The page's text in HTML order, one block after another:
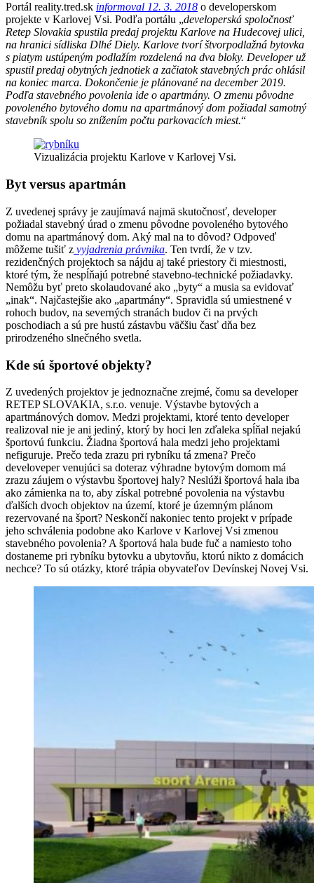
Portál reality.tred.sk informoval 12. 3. 2018 o developerskom
projekte v Karlovej Vsi. Podľa portálu „developerská spoločnosť
Retep Slovakia spustila predaj projektu Karlove na Hudecovej ulici,
na hranici sídliska Dlhé Diely. Karlove tvorí štvorpodlažná bytovka
s piatym ustúpeným podlažím rozdelená na dva bloky. Developer už
spustil predaj obytných jednotiek a začiatok stavebných prác ohlásil
na koniec marca. Dokončenie je plánované na december 2019.
Podľa stavebného povolenia ide o apartmány. O zmenu pôvodne
povoleného bytového domu na apartmánový dom požiadal samotný
stavebník spolu so znížením počtu parkovacích miest.“
Vizualizácia projektu Karlove v Karlovej Vsi.
Byt versus apartmán
Z uvedenej správy je zaujímavá najmä skutočnosť, developer
požiadal stavebný úrad o zmenu pôvodne povoleného bytového
domu na apartmánový dom. Aký mal na to dôvod? Odpoveď
môžeme tušiť z vyjadrenia právnika. Ten tvrdí, že v tzv.
rezidenčných projektoch sa nájdu aj také priestory či miestnosti,
ktoré tým, že nespĺňajú potrebné stavebno-technické požiadavky.
Nemôžu byť preto skolaudované ako „byty“ a musia sa evidovať
„inak“. Najčastejšie ako „apartmány“. Spravidla sú umiestnené v
rohoch budov, na severných stranách budov či na prvých
poschodiach a sú pre hustú zástavbu väčšiu časť dňa bez
prirodzeného slnečného svetla.
Kde sú športové objekty?
Z uvedených projektov je jednoznačne zrejmé, čomu sa developer
RETEP SLOVAKIA, s.r.o. venuje. Výstavbe bytových a
apartmánových domov. Medzi projektami, ktoré tento developer
realizoval nie je ani jediný, ktorý by hoci len zďaleka spĺňal nejakú
športovú funkciu. Žiadna športová hala medzi jeho projektami
nefiguruje. Prečo teda zrazu pri rybníku tá zmena? Prečo
develoveper venujúci sa doteraz výhradne bytovým domom má
zrazu záujem o výstavbu športovej haly? Neslúži športová hala iba
ako zámienka na to, aby získal potrebné povolenia na výstavbu
ďalších dvoch objektov na území, ktoré je územným plánom
rezervované na šport? Neskončí nakoniec tento projekt v prípade
jeho schválenia podobne ako Karlove v Karlovej Vsi zmenou
stavebného povolenia? A športová hala bude fuč a namiesto toho
dostaneme pri rybníku bytovku a ubytovňu, ktorú nikto z domácich
nechce? To sú otázky, ktoré trápia obyvateľov Devínskej Novej Vsi.